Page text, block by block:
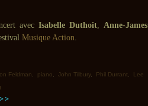
avecIsabelle Duthoit,Anne-James
Musique Action.
Feldman piano John Tilbury, Phil Durrant
Lee
>>